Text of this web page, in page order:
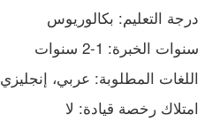
درجة التعليم: بكالوريوس
سنوات الخبرة: 1-2 سنوات
اللغات المطلوبة: عربي، إنجليزي
امتلاك رخصة قيادة: لا